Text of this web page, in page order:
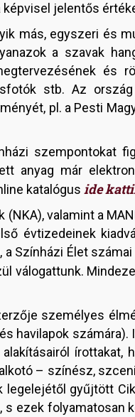
képvisel jelentős
más, egyszeri és
a szavak
és
stb. Az
pl. a Pesti
szempontokat
anyag már
katalógus ide
valamint a
évtizedeinek
Színházi Élet
válogattunk.
személyes
havilapok
– színész,
legelejétől gyűjtött
s ezek